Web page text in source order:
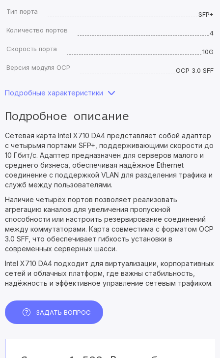
Тип порта
SFP+
Количество портов
4
Скорость порта
10G
Версия модуля OCP
OCP 3.0 SFF
Подробные характеристики
Подробное описание
Сетевая карта Intel X710 DA4 представляет собой адаптер
с четырьмя портами SFP+, поддерживающими скорости до
10 Гбит/с. Адаптер предназначен для серверов малого и
среднего бизнеса, обеспечивая надёжное Ethernet
соединение с поддержкой VLAN для разделения трафика и
служб между пользователями.
Наличие четырёх портов позволяет реализовать
агрегацию каналов для увеличения пропускной
способности или настроить резервирование соединений
между коммутаторами. Карта совместима с форматом OCP
3.0 SFF, что обеспечивает гибкость установки в
современных серверных шасси.
Intel X710 DA4 подходит для виртуализации, корпоративных
сетей и облачных платформ, где важны стабильность,
надёжность и эффективное управление сетевым трафиком.
ЗАДАТЬ ВОПРОС